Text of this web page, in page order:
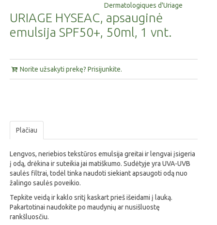
Dermatologiques d'Uriage
URIAGE HYSEAC, apsauginė
emulsija SPF50+, 50ml, 1 vnt.
Norite užsakyti prekę? Prisijunkite.
Plačiau
Lengvos, neriebios tekstūros emulsija greitai ir lengvai įsigeria
į odą, drėkina ir suteikia jai matiškumo. Sudėtyje yra UVA-UVB
saulės filtrai, todėl tinka naudoti siekiant apsaugoti odą nuo
žalingo saulės poveikio.
Tepkite veidą ir kaklo sritį kaskart prieš išeidami į lauką.
Pakartotinai naudokite po maudynių ar nusišluostę
rankšluosčiu.